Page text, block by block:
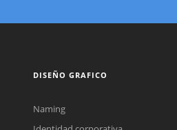
DISEÑO GRAFICO
Naming